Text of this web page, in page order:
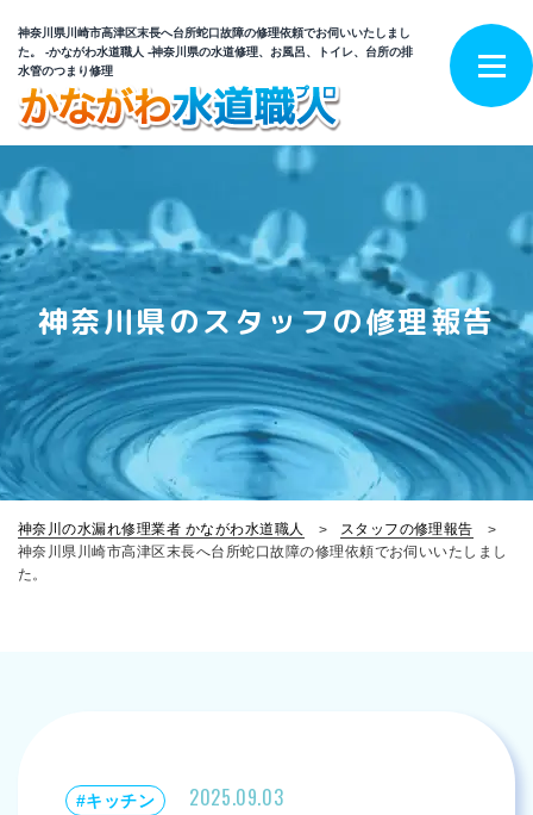
神奈川県川崎市高津区末長へ台所蛇口故障の修理依頼でお伺いいたしまし
た。 -かながわ水道職人 -神奈川県の水道修理、お風呂、トイレ、台所の排
水管のつまり修理
神奈川県のスタッフの修理報告
神奈川の水漏れ修理業者 かながわ水道職人
スタッフの修理報告
神奈川県川崎市高津区末長へ台所蛇口故障の修理依頼でお伺いいたしまし
た。
#キッチン 2025.09.03